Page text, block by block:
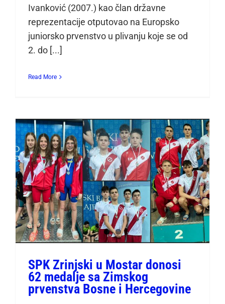
Ivanković (2007.) kao član državne
reprezentacije otputovao na Europsko
juniorsko prvenstvo u plivanju koje se od
2. do [...]
Read More
SPK Zrinjski u Mostar
donosi 62 medalje sa
Zimskog prvenstva Bosne i
Hercegovine
SPK Zrinjski u Mostar donosi
62 medalje sa Zimskog
prvenstva Bosne i Hercegovine